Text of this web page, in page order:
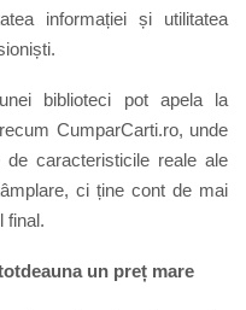
informației și utilitatea
biblioteci pot apela la
CumparCarti.ro, unde
caracteristicile reale ale
ci ține cont de mai
final.
un preț mare